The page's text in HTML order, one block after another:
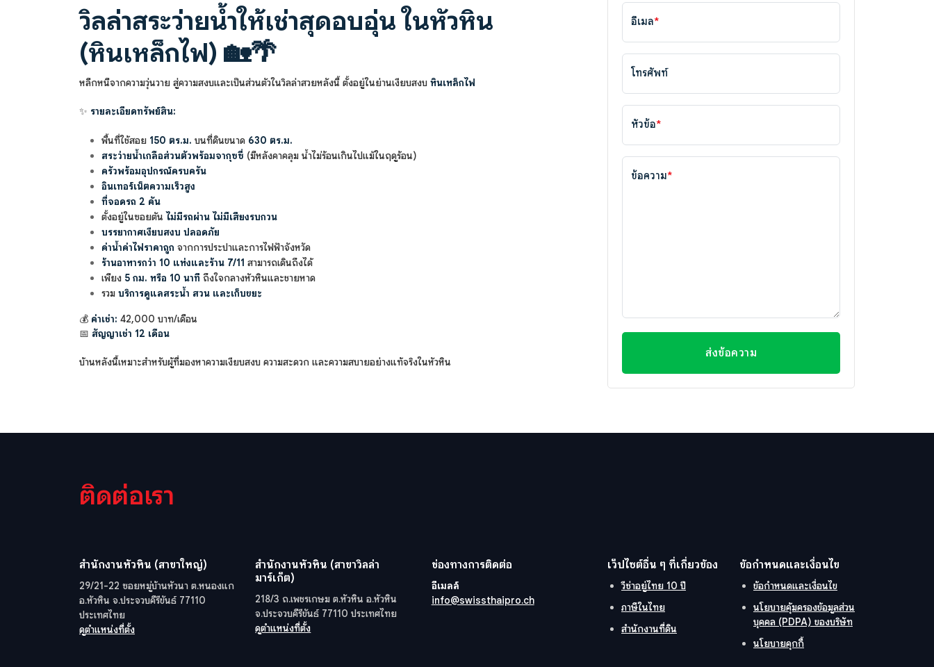
วิลล่าสระว่ายน้ำให้เช่าสุดอบอุ่น ในหัวหิน
(หินเหล็กไฟ) 🏡🌴
หลีกหนีจากความวุ่นวาย สู่ความสงบและเป็นส่วนตัวในวิลล่าสวยหลังนี้ ตั้งอยู่ในย่านเงียบสงบ หินเหล็กไฟ
✨ รายละเอียดทรัพย์สิน:
พื้นที่ใช้สอย 150 ตร.ม. บนที่ดินขนาด 630 ตร.ม.
สระว่ายน้ำเกลือส่วนตัวพร้อมจากุซซี่ (มีหลังคาคลุม น้ำไม่ร้อนเกินไปแม้ในฤดูร้อน)
ครัวพร้อมอุปกรณ์ครบครัน
อินเทอร์เน็ตความเร็วสูง
ที่จอดรถ 2 คัน
ตั้งอยู่ในซอยตัน ไม่มีรถผ่าน ไม่มีเสียงรบกวน
บรรยากาศเงียบสงบ ปลอดภัย
ค่าน้ำค่าไฟราคาถูก จากการประปาและการไฟฟ้าจังหวัด
ร้านอาหารกว่า 10 แห่งและร้าน 7/11 สามารถเดินถึงได้
เพียง 5 กม. หรือ 10 นาที ถึงใจกลางหัวหินและชายหาด
รวม บริการดูแลสระน้ำ สวน และเก็บขยะ
💰 ค่าเช่า: 42,000 บาท/เดือน
📅 สัญญาเช่า 12 เดือน
บ้านหลังนี้เหมาะสำหรับผู้ที่มองหาความเงียบสงบ ความสะดวก และความสบายอย่างแท้จริงในหัวหิน
อีเมล*
โทรศัพท์
หัวข้อ*
ข้อความ*
ส่งข้อความ
ติดต่อเรา
สำนักงานหัวหิน (สาขาใหญ่)
29/21-22 ซอยหมู่บ้านหัวนา ต.หนองแก
อ.หัวหิน จ.ประจวบคีรีขันธ์ 77110
ประเทศไทย
ดูตำแหน่งที่ตั้ง
สำนักงานหัวหิน (สาขาวิลล่า
มาร์เก็ต)
218/3 ถ.เพชรเกษม ต.หัวหิน อ.หัวหิน
จ.ประจวบคีรีขันธ์ 77110 ประเทศไทย
ดูตำแหน่งที่ตั้ง
ช่องทางการติดต่อ
อีเมลล์
info@swissthaipro.ch
เว็ปไซต์อื่น ๆ ที่เกี่ยวข้อง
วีซ่าอยู่ไทย 10 ปี
ภาษีในไทย
สำนักงานที่ดิน
ข้อกำหนดและเงื่อนไข
ข้อกำหนดและเงื่อนไข
นโยบายคุ้มครองข้อมูลส่วน
บุคคล (PDPA) ของบริษัท
นโยบายคุกกี้